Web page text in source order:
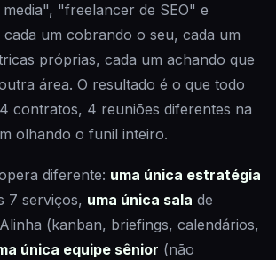
"freelancer de SEO" e
um cobrando o seu, cada um
próprias, cada um achando que
área. O resultado é o que todo
contratos, 4 reuniões diferentes na
olhando o funil inteiro.
diferente: uma única estratégia
7 serviços, uma única sala de
(kanban, briefings, calendários,
única equipe sênior (não